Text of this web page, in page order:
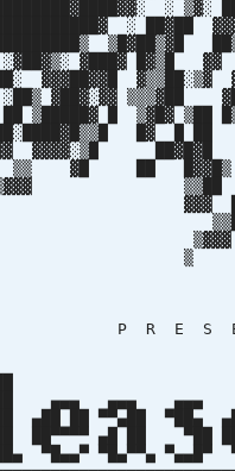
░ ▒▓░
░ ██▓██
▒█▓██▒▓█
░▓██▓▒░ ▓███▓ █▓▒█ ▓▓
▓▒▒██░▒▓ ▓▓▓
▒▒▒▓██
█ ▒▓█▓ ▒██ █▒
█▓ █ ██
██▓█▓█
█▓▓█▒ ▓█
███▓▓
E S
██
▄▄▄ ▄▄▄ ▄▄▄
▄██ ██ ▀▀▄██
██▀▀▀▀ ▄█ ██
▀█▄▀▀▄ ▀▄▄█▀